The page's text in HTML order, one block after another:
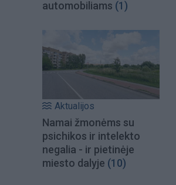
automobiliams (1)
Aktualijos
Namai žmonėms su
psichikos ir intelekto
negalia - ir pietinėje
miesto dalyje (10)